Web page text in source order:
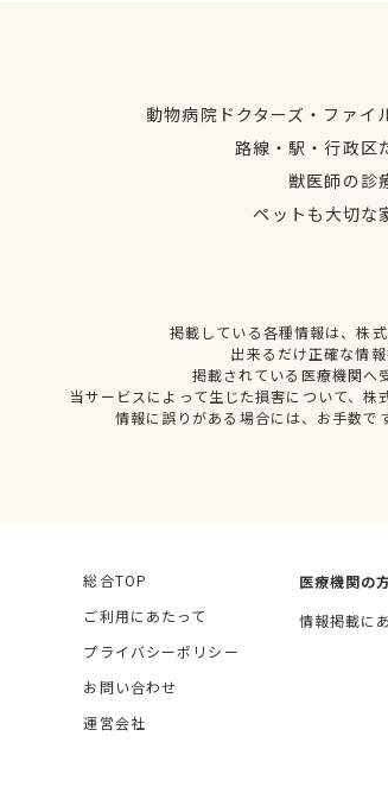
動物病院ドクターズ・ファ
路線・駅・行政区
獣医師の診
ペットも大切な
掲載している各種情報は、株
出来るだけ正確な情
掲載されている医療機関へ
当サービスによって生じた損害について、
情報に誤りがある場合には、お手数
総合TOP
ご利用にあたって
プライバシーポリシー
お問い合わせ
運営会社
医療機関の
情報掲載に